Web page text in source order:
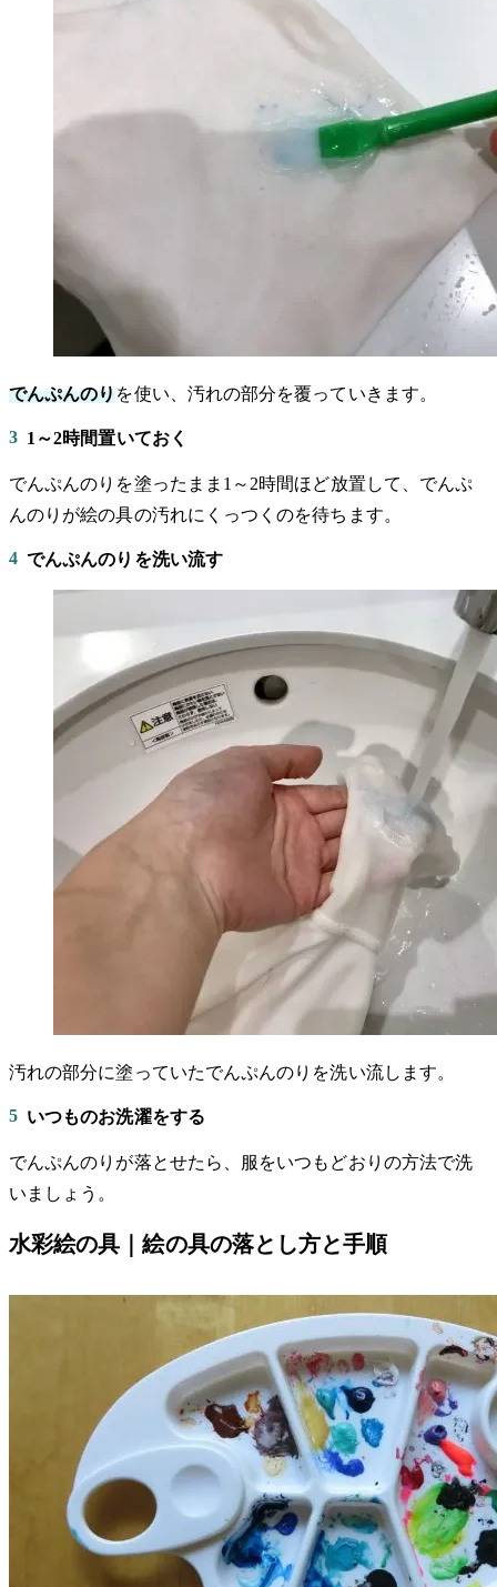
でんぷんのりを使い、汚れの部分を覆っていきます。
3 1～2時間置いておく
でんぷんのりを塗ったまま1～2時間ほど放置して、でんぷ
んのりが絵の具の汚れにくっつくのを待ちます。
4 でんぷんのりを洗い流す
汚れの部分に塗っていたでんぷんのりを洗い流します。
5 いつものお洗濯をする
でんぷんのりが落とせたら、服をいつもどおりの方法で洗
いましょう。
水彩絵の具｜絵の具の落とし方と手順